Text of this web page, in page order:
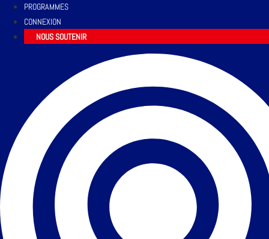
PROGRAMMES
CONNEXION
NOUS SOUTENIR